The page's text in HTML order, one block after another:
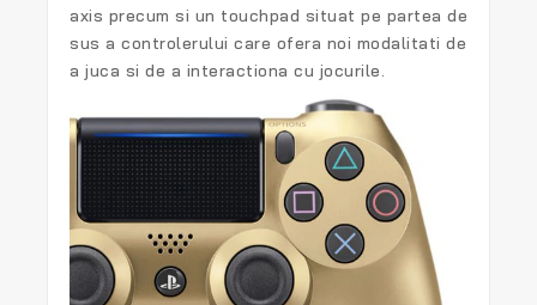
axis precum si un touchpad situat pe partea de
sus a controlerului care ofera noi modalitati de
a juca si de a interactiona cu jocurile.